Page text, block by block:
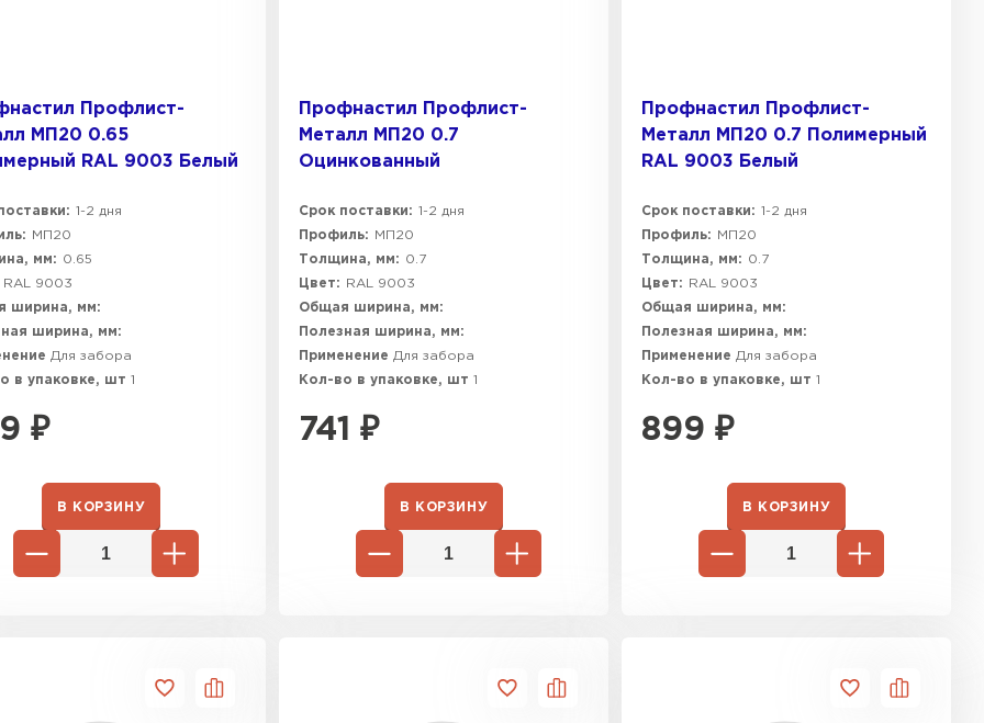
Профлист-
МП20 0.65
RAL 9003 Белый
1-2 дня
МП20
мм:
0.65
RAL 9003
ширина, мм:
ширина, мм:
Для забора
в упаковке, шт 1
₽
В КОРЗИНУ
Профнастил Профлист-
Металл МП20 0.7
Оцинкованный
Срок поставки: 1-2 дня
Профиль:
МП20
Толщина, мм:
0.7
Цвет:
RAL 9003
Общая ширина, мм:
Полезная ширина, мм:
Применение Для забора
Кол-во в упаковке, шт 1
741 ₽
В КОРЗИНУ
Профнастил Профлист-
Металл МП20 0.7 Полимерный
RAL 9003 Белый
Срок поставки: 1-2 дня
Профиль:
МП20
Толщина, мм:
0.7
Цвет:
RAL 9003
Общая ширина, мм:
Полезная ширина, мм:
Применение Для забора
Кол-во в упаковке, шт 1
899 ₽
В КОРЗИНУ